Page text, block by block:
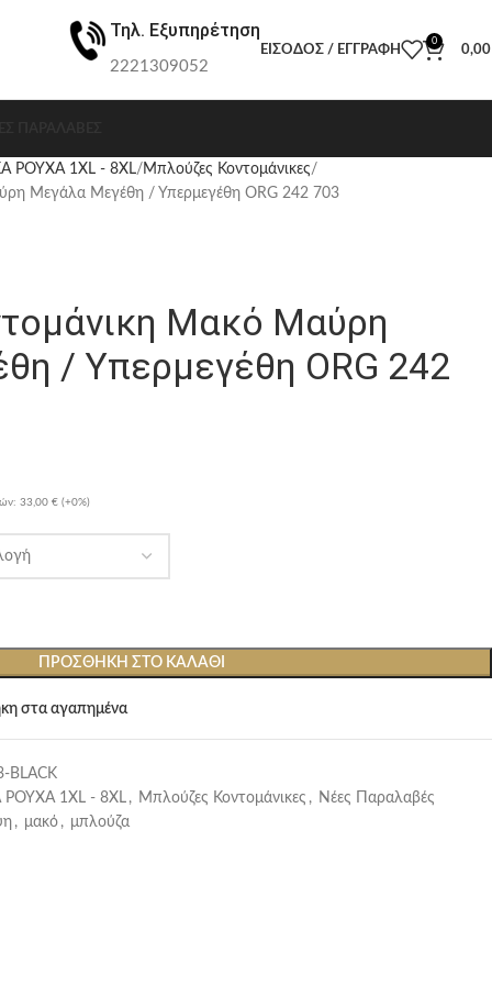
Τηλ. Εξυπηρέτηση
2221309052
ΕΊΣΟΔΟΣ / ΕΓΓΡΑΦΉ
0
ΡΟΥΧΑ 1XL - 8XL Μπλούζες Κοντομάνικες
Μεγάλα Μεγέθη / Υπερμεγέθη ORG 242 703
Μακό Μαύρη
/ Υπερμεγέθη ORG 242
33,00 € (+0%)
ΠΡΟΣΘΉΚΗ ΣΤΟ ΚΑΛΆΘΙ
στα αγαπημένα
BLACK
ΡΟΥΧΑ 1XL - 8XL , Μπλούζες Κοντομάνικες , Νέες Παραλαβές
, μακό , μπλούζα